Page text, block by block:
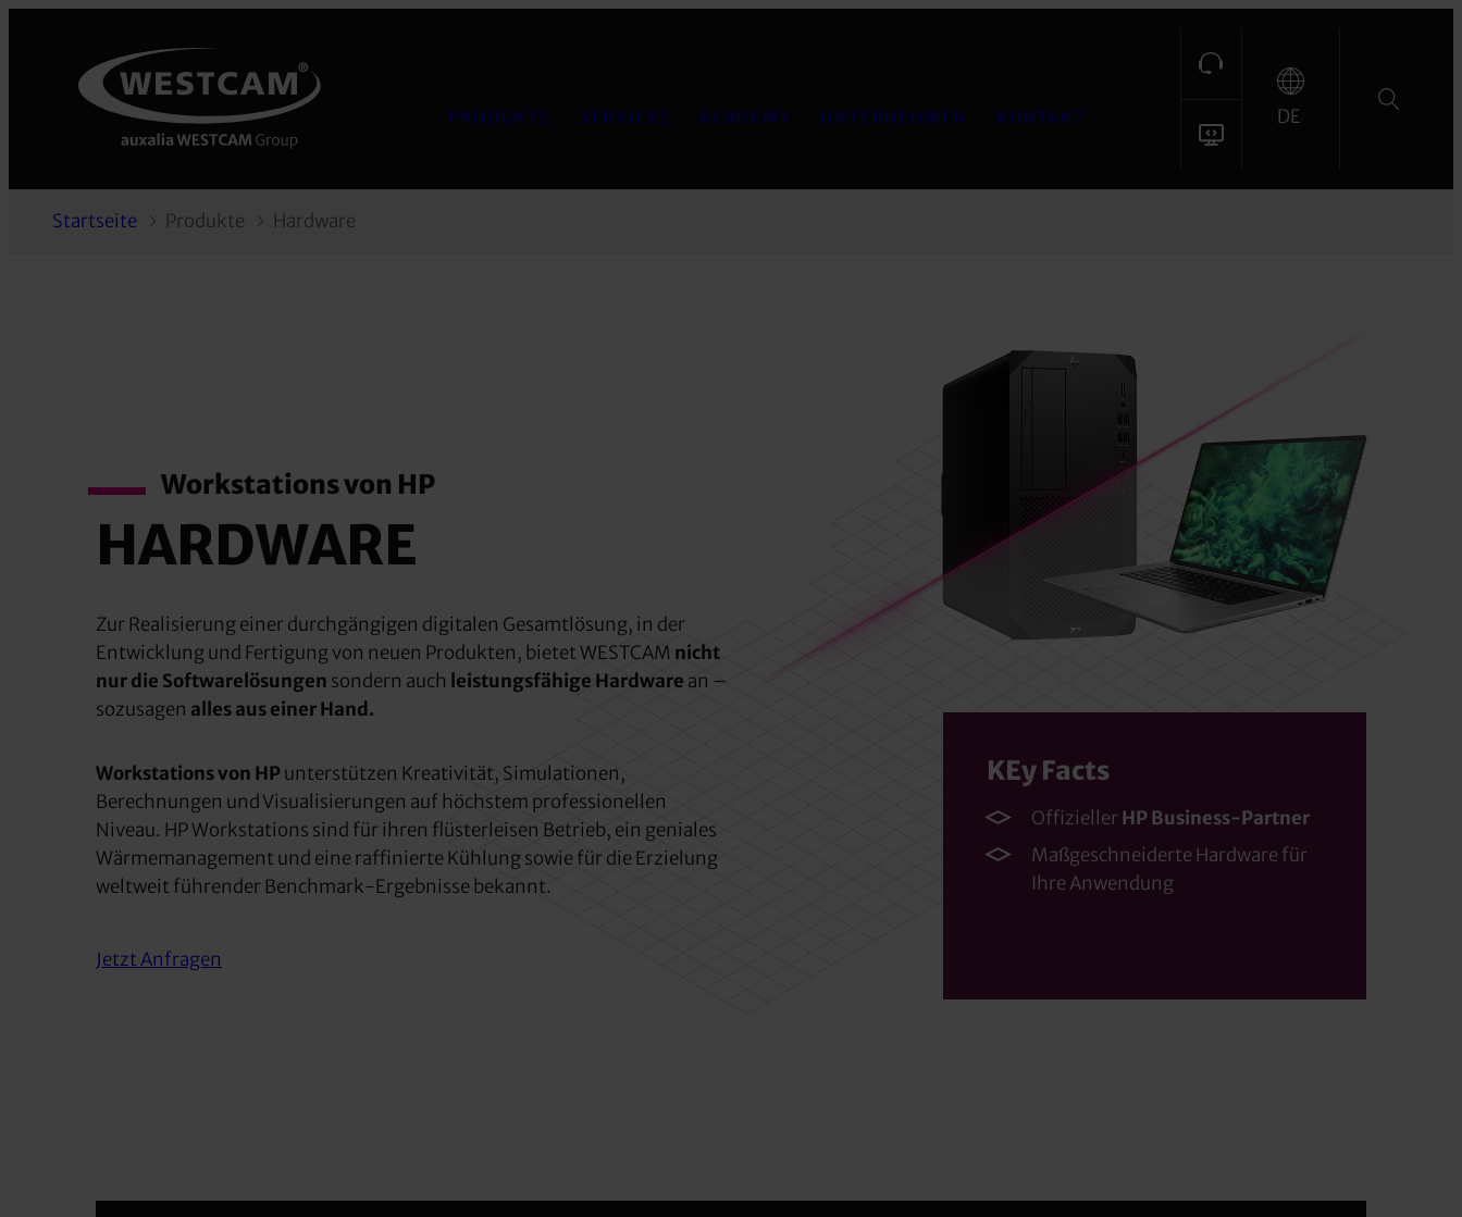
PRODUKTE SERVICES ACADEMY UNTERNEHMEN KONTAKT DE
Startseite Produkte Hardware
Workstations von HP
HARDWARE
Zur Realisierung einer durchgängigen digitalen Gesamtlösung, in der
Entwicklung und Fertigung von neuen Produkten, bietet WESTCAM nicht
nur die Softwarelösungen sondern auch leistungsfähige Hardware an –
sozusagen alles aus einer Hand.
Workstations von HPunterstützen Kreativität, Simulationen,
Berechnungen und Visualisierungen auf höchstem professionellen
Niveau. HP Workstations sind für ihren flüsterleisen Betrieb, ein geniales
Wärmemanagement und eine raffinierte Kühlung sowie für die Erzielung
weltweit führender Benchmark-Ergebnisse bekannt.
Jetzt Anfragen
KEy Facts
Offizieller HP Business-Partner
Maßgeschneiderte Hardware für
Ihre Anwendung